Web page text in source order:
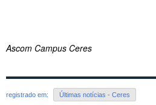
Ascom Campus Ceres
registrado em: Últimas notícias - Ceres